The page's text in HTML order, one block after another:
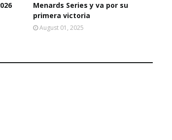
Menards Series y va por su
primera victoria
August 01, 2025